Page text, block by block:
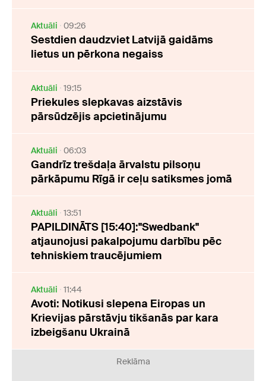
Aktuāli 09:26
Sestdien daudzviet Latvijā gaidāms
lietus un pērkona negaiss
Aktuāli 19:15
Priekules slepkavas aizstāvis
pārsūdzējis apcietinājumu
Aktuāli 06:03
Gandrīz trešdaļa ārvalstu pilsoņu
pārkāpumu Rīgā ir ceļu satiksmes jomā
Aktuāli 13:51
PAPILDINĀTS [15:40]:"Swedbank"
atjaunojusi pakalpojumu darbību pēc
tehniskiem traucējumiem
Aktuāli 11:44
Avoti: Notikusi slepena Eiropas un
Krievijas pārstāvju tikšanās par kara
izbeigšanu Ukrainā
Reklāma